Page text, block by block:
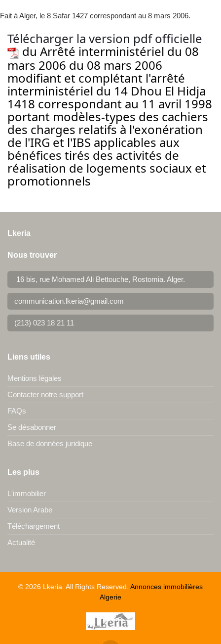
Fait à Alger, le 8 Safar 1427 correspondant au 8 mars 2006.
Télécharger la version pdf officielle
du Arrêté interministériel du 08
mars 2006 du 08 mars 2006
modifiant et complétant l'arrêté
interministériel du 14 Dhou El Hidja
1418 correspondant au 11 avril 1998
portant modèles-types des cachiers
des charges relatifs à l'exonération
de l'IRG et l'IBS applicables aux
bénéfices tirés des activités de
réalisation de logements sociaux et
promotionnels
Lkeria
Nous trouver
16 bis, rue Mohamed Ali Bettouche, Rostomia. Alger.
communication.lkeria@gmail.com
(213) 023 18 21 11
Liens utiles
Mentions légales
Contacter notre support
FAQs
Se désabonner
Base de données juridique
Les plus
L'immobilier
Version Arabe
Téléchargement
Actualité
© 2026 Lkeria. All Rights Reserved. Annonces immobilières
Algerie